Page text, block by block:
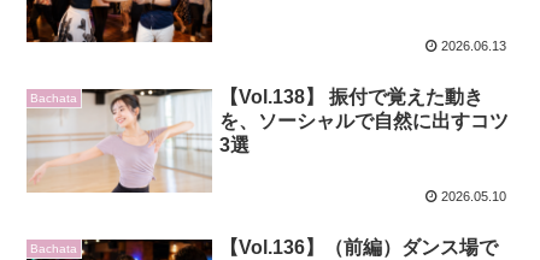
2026.06.13
Bachata
【Vol.138】 振付で覚えた動き
を、ソーシャルで自然に出すコツ
3選
2026.05.10
Bachata
【Vol.136】（前編）ダンス場で